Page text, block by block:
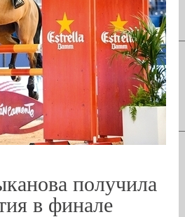
получила
в финале